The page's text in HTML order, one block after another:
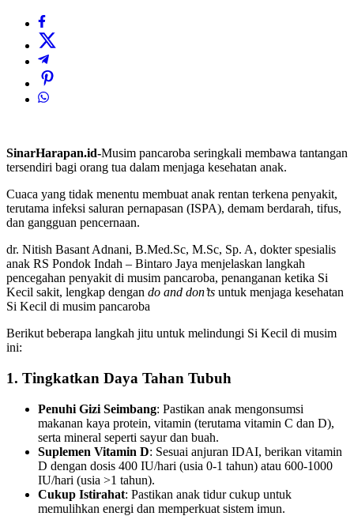
SinarHarapan.id-Musim pancaroba seringkali membawa tantangan
tersendiri bagi orang tua dalam menjaga kesehatan anak.
Cuaca yang tidak menentu membuat anak rentan terkena penyakit,
terutama infeksi saluran pernapasan (ISPA), demam berdarah, tifus,
dan gangguan pencernaan.
dr. Nitish Basant Adnani, B.Med.Sc, M.Sc, Sp. A, dokter spesialis
anak RS Pondok Indah – Bintaro Jaya menjelaskan langkah
pencegahan penyakit di musim pancaroba, penanganan ketika Si
Kecil sakit, lengkap dengan do and don’ts untuk menjaga kesehatan
Si Kecil di musim pancaroba
Berikut beberapa langkah jitu untuk melindungi Si Kecil di musim
ini:
1. Tingkatkan Daya Tahan Tubuh
Penuhi Gizi Seimbang: Pastikan anak mengonsumsi
makanan kaya protein, vitamin (terutama vitamin C dan D),
serta mineral seperti sayur dan buah.
Suplemen Vitamin D: Sesuai anjuran IDAI, berikan vitamin
D dengan dosis 400 IU/hari (usia 0-1 tahun) atau 600-1000
IU/hari (usia >1 tahun).
Cukup Istirahat: Pastikan anak tidur cukup untuk
memulihkan energi dan memperkuat sistem imun.